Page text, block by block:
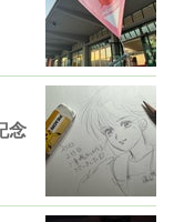
念